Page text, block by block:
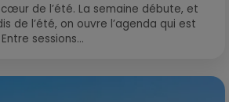
de l’été. La semaine débute, et
de l’été, on ouvre l’agenda qui est
sessions...